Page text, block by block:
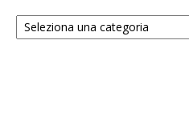
Scegli
una